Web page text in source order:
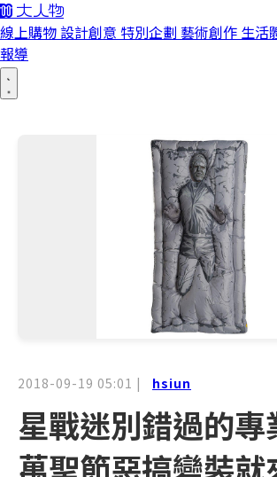
線上購物 設計創意 特別企劃 藝術創作 生活
報導
2018-09-19 05:01 | hsiun
星戰迷別錯過的專
萬聖節惡搞變裝就